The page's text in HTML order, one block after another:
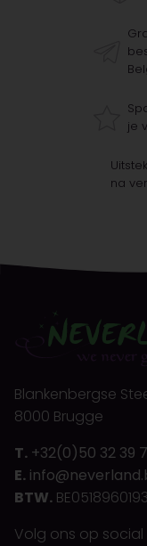
je
na
Blankenbergse
8000 Brugge
T. +32(0)50 32 39
E.
BTW. BE0518960193
Volg ons op